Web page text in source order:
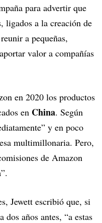
para advertir que
ligados a la creación de
a pequeñas,
valor a compañías
en 2020 los productos
en China. Según
y en poco
multimillonaria. Pero,
de Amazon
Jewett escribió que, si
años antes, “a estas